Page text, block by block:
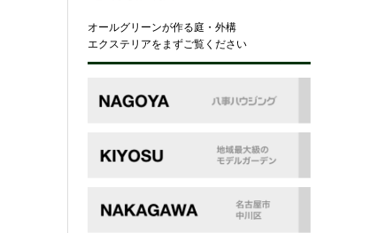
オールグリーンが作る庭・外構
エクステリアをまずご覧ください